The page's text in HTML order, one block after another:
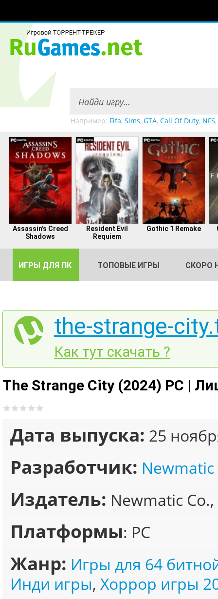
Например: Fifa, Sims, GTA, Call Of Duty, NFS,
Assassin's Creed
Shadows
Resident Evil
Requiem
Gothic 1 Remake
ИГРЫ ДЛЯ ПК ТОПОВЫЕ ИГРЫ СКОРО
the-strange-
Как тут скачать ?
The Strange City (2024) PC |
Дата выпуска: 25
Разработчик: Newmatic
Издатель: Newmatic
Платформы: PC
Жанр: Игры для 64
Инди игры, Хоррор игры